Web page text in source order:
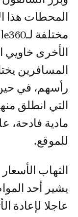
المحطات هذا
الأخرى
المسافرين
رأسهم، في
التي انطلق
مادية فادحة،
للموقع.
التهاب
يشير أحد
عاجلا لإعادة